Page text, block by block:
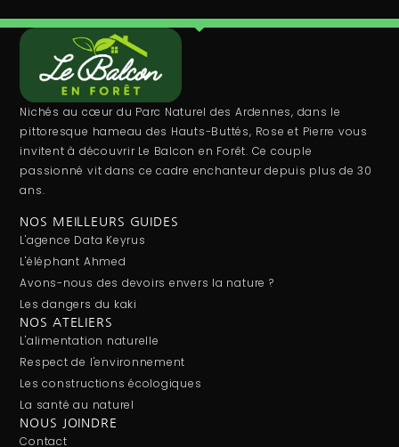
Nichés au cœur du Parc Naturel des Ardennes, dans le
pittoresque hameau des Hauts-Buttés, Rose et Pierre vous
invitent à découvrir Le Balcon en Forêt. Ce couple
passionné vit dans ce cadre enchanteur depuis plus de 30
ans.
NOS MEILLEURS GUIDES
L'agence Data Keyrus
L'éléphant Ahmed
Avons-nous des devoirs envers la nature ?
Les dangers du kaki
NOS ATELIERS
L'alimentation naturelle
Respect de l'environnement
Les constructions écologiques
La santé au naturel
NOUS JOINDRE
Contact